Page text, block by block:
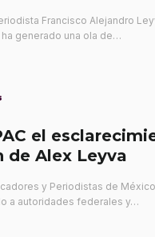
Francisco Alejandro
ha generado una ola de…
el
de Alex Leyva
y Periodistas de México
a autoridades federales y…